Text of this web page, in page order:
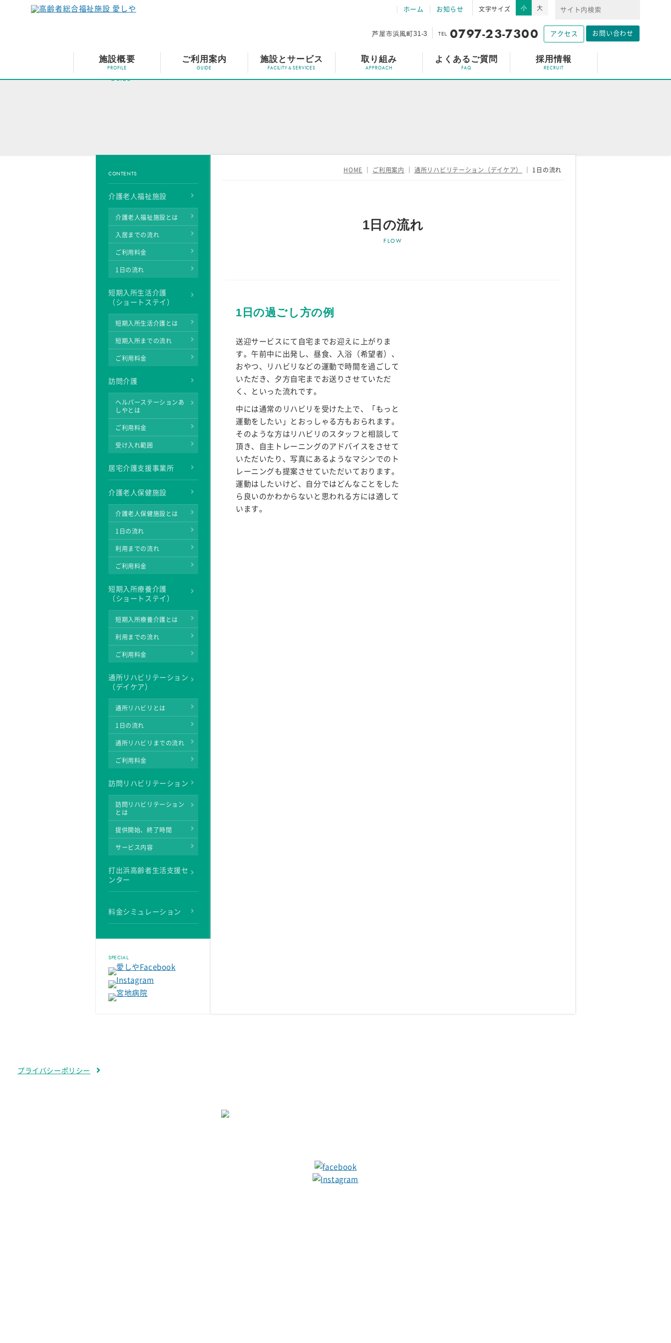
ホーム お知らせ 文字サイズ 小 大
芦屋市浜風町31-3 TEL 0797-23-7300 アクセス お問い合わせ
施設概要 ご利用案内 施設とサービス 取り組み よくあるご質問 採用情報
ご利用案内
HOME ご利用案内 通所リハビリテーション（デイケア） 1日の流れ
1日の流れ
1日の過ごし方の例
送迎サービスにて自宅までお迎えに上がりま
す。午前中に出発し、昼食、入浴（希望者）、
おやつ、リハビリなどの運動で時間を過ごして
いただき、夕方自宅までお送りさせていただ
く、といった流れです。
中には通常のリハビリを受けた上で、「もっと
運動をしたい」とおっしゃる方もおられます。
そのような方はリハビリのスタッフと相談して
頂き、自主トレーニングのアドバイスをさせて
いただいたり、写真にあるようなマシンでのト
レーニングも提案させていただいております。
運動はしたいけど、自分ではどんなことをした
ら良いのかわからないと思われる方には適して
います。
CONTENTS
介護老人福祉施設
介護老人福祉施設とは
入居までの流れ
ご利用料金
1日の流れ
短期入所生活介護
（ショートステイ）
短期入所生活介護とは
短期入所までの流れ
ご利用料金
訪問介護
ヘルパーステーションあ
しやとは
ご利用料金
受け入れ範囲
居宅介護支援事業所
介護老人保健施設
介護老人保健施設とは
1日の流れ
利用までの流れ
ご利用料金
短期入所療養介護
（ショートステイ）
短期入所療養介護とは
利用までの流れ
ご利用料金
通所リハビリテーション
（デイケア）
通所リハビリとは
1日の流れ
通所リハビリまでの流れ
ご利用料金
訪問リハビリテーション
訪問リハビリテーション
とは
提供開始、終了時間
サービス内容
打出浜高齢者生活支援セ
ンター
料金シミュレーション
SPECIAL
プライバシーポリシー